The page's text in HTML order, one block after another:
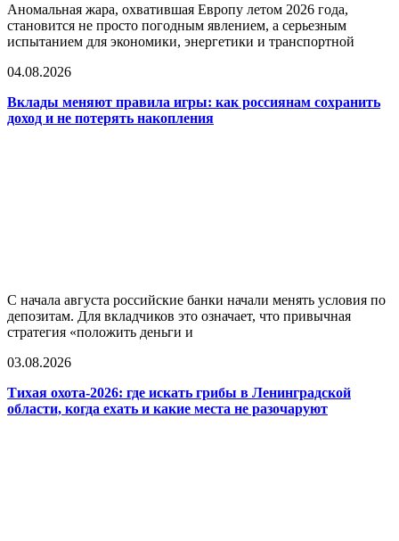
Аномальная жара, охватившая Европу летом 2026 года,
становится не просто погодным явлением, а серьезным
испытанием для экономики, энергетики и транспортной
04.08.2026
Вклады меняют правила игры: как россиянам сохранить
доход и не потерять накопления
С начала августа российские банки начали менять условия по
депозитам. Для вкладчиков это означает, что привычная
стратегия «положить деньги и
03.08.2026
Тихая охота-2026: где искать грибы в Ленинградской
области, когда ехать и какие места не разочаруют